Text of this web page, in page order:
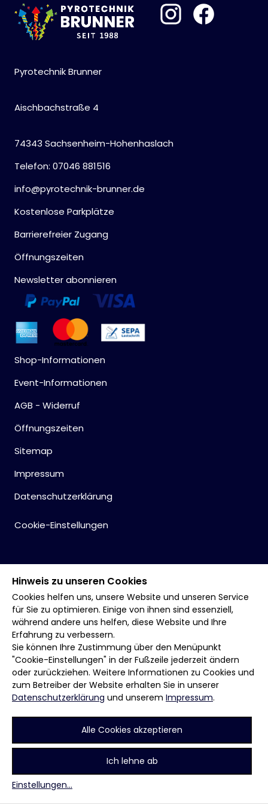
Pyrotechnik Brunner
Aischbachstraße 4
74343 Sachsenheim-Hohenhaslach
Telefon: 07046 881516
info@pyrotechnik-brunner.de
Kostenlose Parkplätze
Barrierefreier Zugang
Öffnungszeiten
Newsletter abonnieren
Shop-Informationen
Event-Informationen
AGB - Widerruf
Öffnungszeiten
Sitemap
Impressum
Datenschutzerklärung
Cookie-Einstellungen
Hinweis zu unseren Cookies
Cookies helfen uns, unsere Website und unseren Service
für Sie zu optimieren. Einige von ihnen sind essenziell,
während andere uns helfen, diese Website und Ihre
Erfahrung zu verbessern.
Sie können Ihre Zustimmung über den Menüpunkt
"Cookie-Einstellungen" in der Fußzeile jederzeit ändern
oder zurückziehen. Weitere Informationen zu Cookies und
zum Betreiber der Website erhalten Sie in unserer
Datenschutzerklärung und unserem Impressum.
Einstellungen...
Ich lehne ab
Alle Cookies akzeptieren